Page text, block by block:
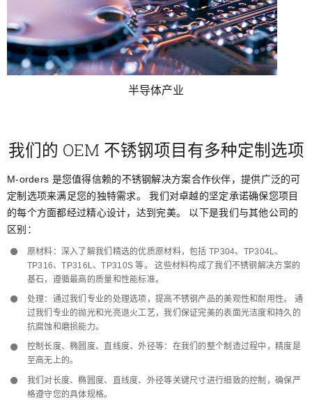
半导体产业
我们的 OEM 不锈钢项目有多种定制选项
M-orders 是您值得信赖的不锈钢解决方案合作伙伴，提供广泛的可
定制选项来满足您的独特需求。 我们对卓越的坚定承诺确保您项目
的每个方面都经过精心设计，达到完美。 以下是我们与其他公司的
区别：
原材料：深入了解我们精选的优质原材料，包括 TP304、TP304L、
TP316、TP316L、TP310S 等。 这些材料构成了我们不锈钢解决方案的
基石，遵循最高的质量和性能标准。
处理：通过我们专业的处理选项，提高不锈钢产品的美观性和耐用性。 通
过我们专业的抛光和光亮退火工艺，我们保证完美的表面光洁度和持久的
抗腐蚀和磨损能力。
控制长度、椭圆度、直线度、外径等：在我们的整个制造过程中，精度是
至高无上的。
我们对长度、椭圆度、直线度、外径等关键尺寸进行细致的控制，确保严
格遵守您的具体规格。